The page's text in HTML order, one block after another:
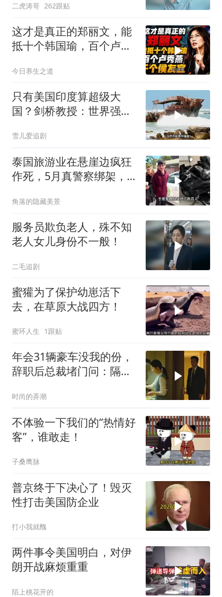
二虎涛哥 262跟贴
这才是真正的郑丽文，能
抵十个韩国瑜，百个卢秀
今日养生之道
只有美国印度算超级大
国？剑桥教授：世界强国
雪儿爱追剧
泰国旅游业在悬崖边疯狂
作死，5月真警察绑架，7
角落的隐藏美景
服务员欺负老人，殊不知
老人女儿身份不一般！
二毛追剧
蜜獾为了保护幼崽活下
去，在草原大战四方！
蜜环人生 1跟贴
年会31辆豪车没我的份，
辞职后总裁堵门问：隔壁
时尚的弄潮
不体验一下我们的“热情好
客”，谁敢走！
子桑鹰脉
普京终于下决心了！毁灭
性打击美国防企业
打小我就醜
两件事令美国明白，对伊
朗开战麻烦重重
陌上桃花开的